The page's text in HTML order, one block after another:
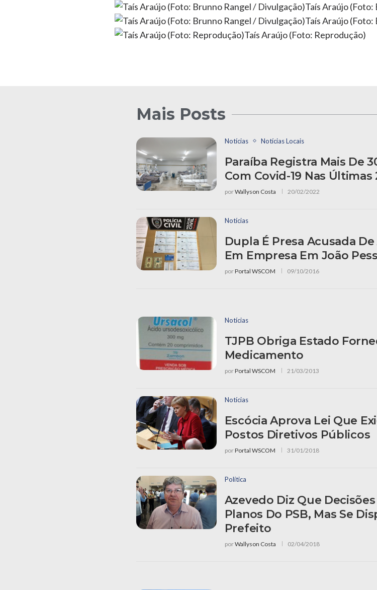
Taís Araújo
Taís Araújo
Taís Araújo (Foto: Reprodução)
Mais Posts
Notícias Notícias Locais
Paraíba Registra Mais De
Com Covid-19 Nas Últimas
porWallyson Costa 20/02/2022
Notícias
Dupla É Presa Acusada
Em Empresa Em João
porPortal WSCOM 09/10/2016
Notícias
TJPB Obriga Estado
Medicamento
porPortal WSCOM 21/03/2013
Notícias
Escócia Aprova Lei Que
Postos Diretivos Públicos
porPortal WSCOM 31/01/2018
Política
Azevedo Diz Que
Planos Do PSB, Mas Se
Prefeito
porWallyson Costa 02/04/2018